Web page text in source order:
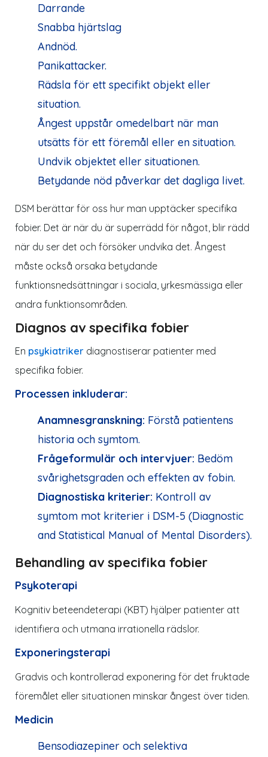
Darrande
Snabba hjärtslag
Andnöd.
Panikattacker.
Rädsla för ett specifikt objekt eller
situation.
Ångest uppstår omedelbart när man
utsätts för ett föremål eller en situation.
Undvik objektet eller situationen.
Betydande nöd påverkar det dagliga livet.
DSM berättar för oss hur man upptäcker specifika
fobier. Det är när du är superrädd för något, blir rädd
när du ser det och försöker undvika det. Ångest
måste också orsaka betydande
funktionsnedsättningar i sociala, yrkesmässiga eller
andra funktionsområden.
Diagnos av specifika fobier
En psykiatriker diagnostiserar patienter med
specifika fobier.
Processen inkluderar:
Anamnesgranskning: Förstå patientens
historia och symtom.
Frågeformulär och intervjuer: Bedöm
svårighetsgraden och effekten av fobin.
Diagnostiska kriterier: Kontroll av
symtom mot kriterier i DSM-5 (Diagnostic
and Statistical Manual of Mental Disorders).
Behandling av specifika fobier
Psykoterapi
Kognitiv beteendeterapi (KBT) hjälper patienter att
identifiera och utmana irrationella rädslor.
Exponeringsterapi
Gradvis och kontrollerad exponering för det fruktade
föremålet eller situationen minskar ångest över tiden.
Medicin
Bensodiazepiner och selektiva